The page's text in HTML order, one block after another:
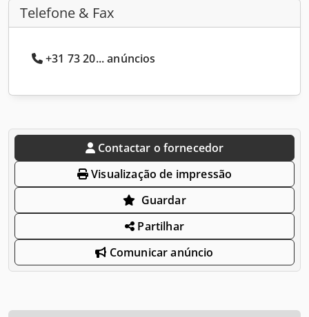
Telefone & Fax
+31 73 20... anúncios
Contactar o fornecedor
Visualização de impressão
Guardar
Partilhar
Comunicar anúncio